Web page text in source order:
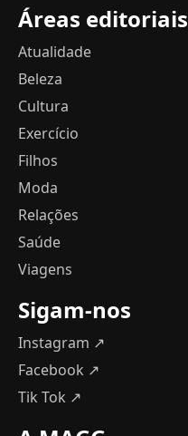
Áreas editoriais
Atualidade
Beleza
Cultura
Exercício
Filhos
Moda
Relações
Saúde
Viagens
Sigam-nos
Instagram ↗
Facebook ↗
Tik Tok ↗